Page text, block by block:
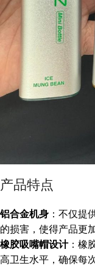
产品特点
铝合金机身 ：不仅提
的损害，使得产品更
橡胶吸嘴帽设计：橡
高卫生水平，确保每